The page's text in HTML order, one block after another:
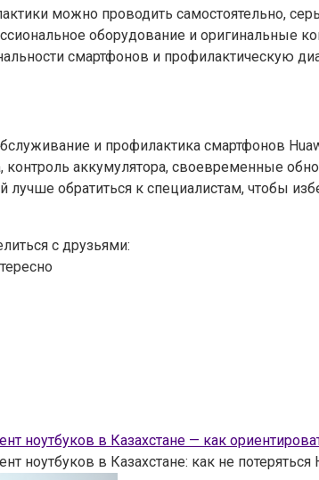
можно проводить самостоятельно,
оборудование и оригинальные
смартфонов и профилактическую
и профилактика смартфонов
контроль аккумулятора, своевременные
лучше обратиться к специалистам, чтобы
с друзьями:
ноутбуков в Казахстане — как
ноутбуков в Казахстане: как не